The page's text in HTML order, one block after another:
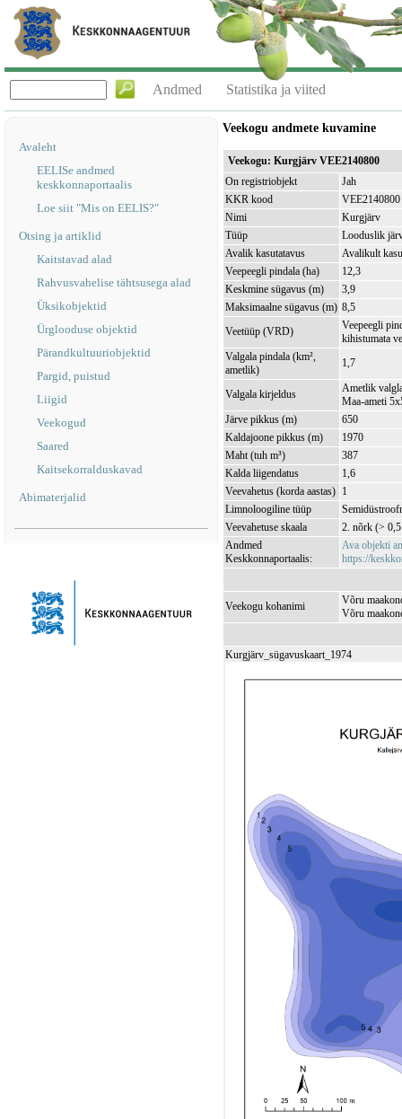
Andmed Statistika ja viited
Avaleht
EELISe andmed
keskkonnaportaalis
Loe siit "Mis on EELIS?"
Otsing ja artiklid
Kaitstavad alad
Rahvusvahelise tähtsusega alad
Üksikobjektid
Ürglooduse objektid
Pärandkultuuriobjektid
Pargid, puistud
Liigid
Veekogud
Saared
Kaitsekorralduskavad
Abimaterjalid
Veekogu andmete kuvamine
Veekogu: Kurgjärv VEE2140800
On registriobjekt
Jah
KKR kood
VEE2140800
Nimi
Kurgjärv
Tüüp
Looduslik
Avalik kasutatavus
Avalikult
Veepeegli pindala (ha)
12,3
Keskmine sügavus (m)
3,9
Maksimaalne sügavus (m) 8,5
Veetüüp (VRD)
Veepeegli
kihistumata
Valgala pindala (km²,
ametlik)
1,7
Valgala kirjeldus
Ametlik
Maa-ameti
Järve pikkus (m)
650
Kaldajoone pikkus (m)
1970
Maht (tuh m³)
387
Kalda liigendatus
1,6
Veevahetus (korda aastas) 1
Limnoloogiline tüüp
Veevahetuse skaala
2. nõrk (>
Andmed
Keskkonnaportaalis:
Ava objekti
https://
Veekogu kohanimi
Võru
Võru
Kurgjärv_sügavuskaart_1974